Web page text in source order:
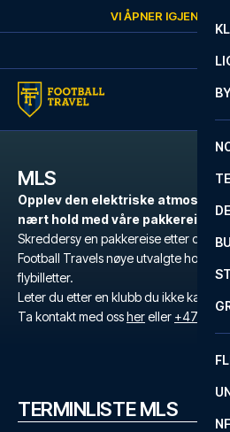
VI ÅPNER IGJEN
MLS
Opplev den elektriske
nært hold med våre pakkereiser
Skreddersy en pakkereise etter dine
Football Travels nøye utvalgte
flybilletter.
Leter du etter en klubb du ikke kan
Ta kontakt med osshereller +47 73 02
TERMINLISTE MLS